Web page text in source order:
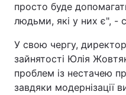
просто буде
людьми, які у них є", -
У свою чергу,
зайнятості Юлія
проблем із нестачею
завдяки модернізації